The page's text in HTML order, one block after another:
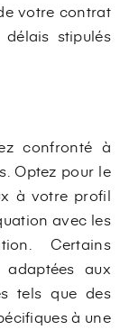
votre contrat
stipulés
confronté à
Optez pour le
à votre profil
avec les
Certains
adaptées aux
tels que des
à une